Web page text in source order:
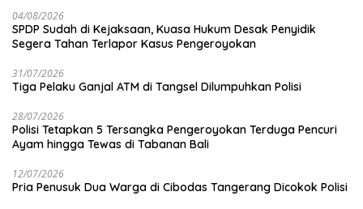
04/08/2026
SPDP Sudah di Kejaksaan, Kuasa Hukum Desak Penyidik
Segera Tahan Terlapor Kasus Pengeroyokan
31/07/2026
Tiga Pelaku Ganjal ATM di Tangsel Dilumpuhkan Polisi
28/07/2026
Polisi Tetapkan 5 Tersangka Pengeroyokan Terduga Pencuri
Ayam hingga Tewas di Tabanan Bali
12/07/2026
Pria Penusuk Dua Warga di Cibodas Tangerang Dicokok Polisi